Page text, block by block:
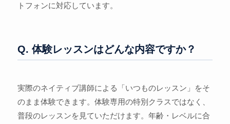
トフォンに対応しています。
Q. 体験レッスンはどんな内容ですか？
実際のネイティブ講師による「いつものレッスン」をそ
のまま体験できます。体験専用の特別クラスではなく、
普段のレッスンを見ていただけます。年齢・レベルに合